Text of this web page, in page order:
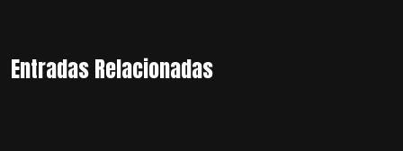
Entradas Relacionadas